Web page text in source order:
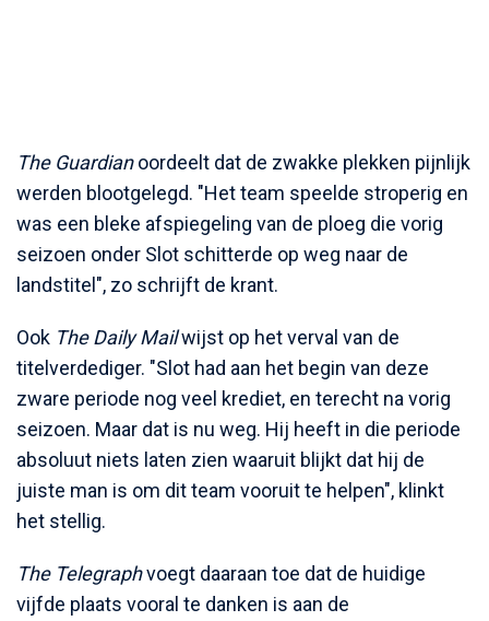
The Guardianoordeelt dat de zwakke plekken pijnlijk
werden blootgelegd. "Het team speelde stroperig en
was een bleke afspiegeling van de ploeg die vorig
seizoen onder Slot schitterde op weg naar de
landstitel", zo schrijft de krant.
Ook The Daily Mailwijst op het verval van de
titelverdediger. "Slot had aan het begin van deze
zware periode nog veel krediet, en terecht na vorig
seizoen. Maar dat is nu weg. Hij heeft in die periode
absoluut niets laten zien waaruit blijkt dat hij de
juiste man is om dit team vooruit te helpen", klinkt
het stellig.
The Telegraphvoegt daaraan toe dat de huidige
vijfde plaats vooral te danken is aan de